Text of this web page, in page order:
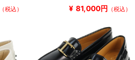
（税込） ¥ 81,000円 （税込）